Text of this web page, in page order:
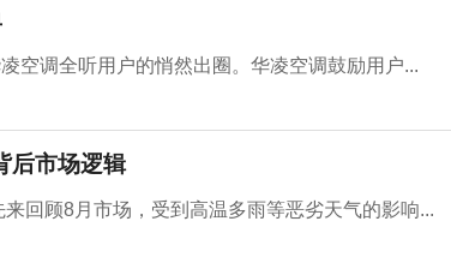
空调全听用户的悄然出圈。华凌空调鼓励用户...
后市场逻辑
回顾8月市场，受到高温多雨等恶劣天气的影响...